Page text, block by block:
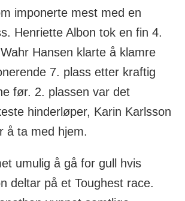
imponerte mest med en
Henriette Albon tok en fin 4.
Hansen klarte å klamre
7. plass etter kraftig
før. 2. plassen var det
hinderløper, Karin Karlsson
å ta med hjem.
umulig å gå for gull hvis
deltar på et Toughest race.